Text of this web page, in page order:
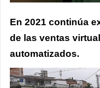
En 2021 continúa
de las ventas
automatizados.